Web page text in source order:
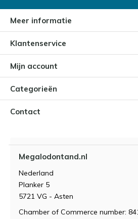
Meer informatie
Klantenservice
Mijn account
Categorieën
Contact
Megalodontand.nl
Nederland
Planker 5
5721 VG - Asten
Chamber of Commerce number: